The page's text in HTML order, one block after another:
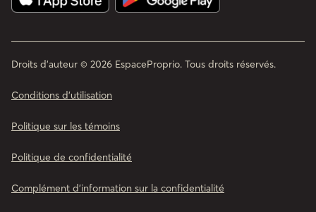
Droits d'auteur © 2026 EspaceProprio. Tous droits réservés.
Conditions d’utilisation
Politique sur les témoins
Politique de confidentialité
Complément d'information sur la confidentialité